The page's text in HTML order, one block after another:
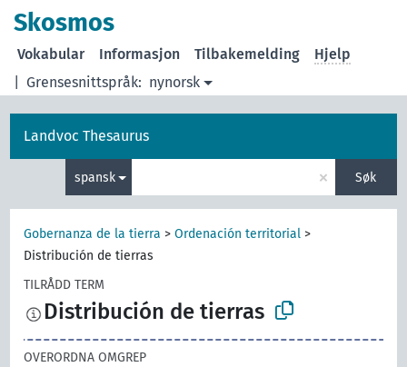
Skosmos
Grensesnittspråk: nynorsk
Vokabular Informasjon Tilbakemelding Hjelp
Landvoc Thesaurus
spansk × Søk
Gobernanza de la tierra >Ordenación territorial >
Distribución de tierras
TILRÅDD TERM
Distribución de tierras
OVERORDNA OMGREP